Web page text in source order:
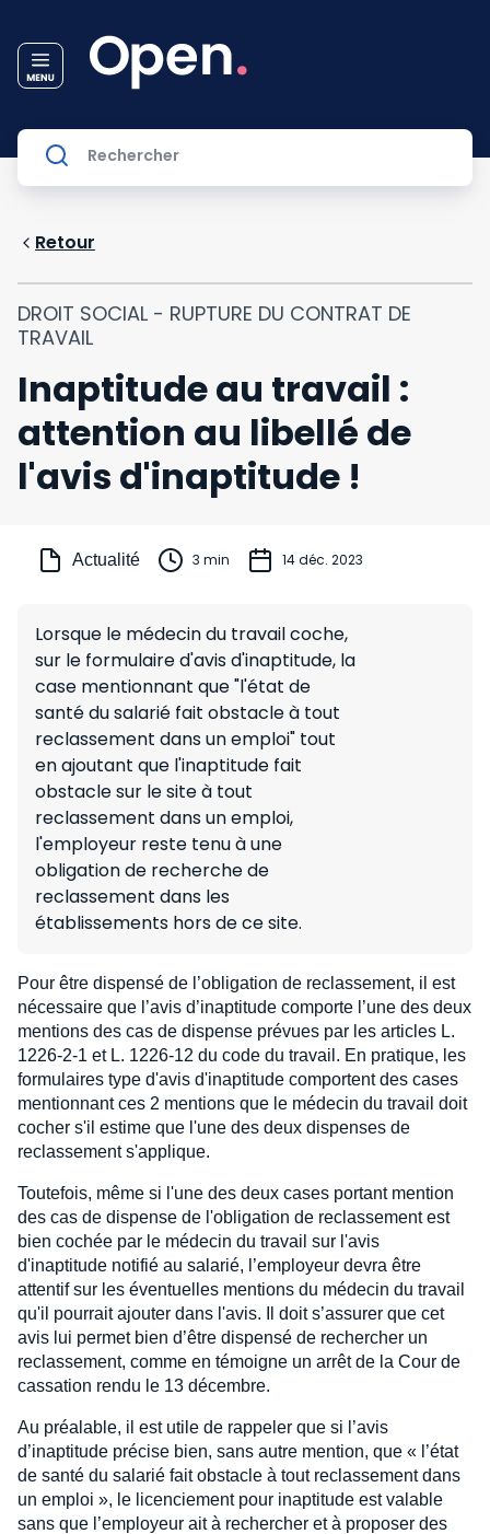
Retour
DROIT SOCIAL - RUPTURE DU CONTRAT DE
TRAVAIL
Inaptitude au travail :
attention au libellé de
l'avis d'inaptitude !
Actualité 3 min 14 déc. 2023
Lorsque le médecin du travail coche,
sur le formulaire d'avis d'inaptitude, la
case mentionnant que "l'état de
santé du salarié fait obstacle à tout
reclassement dans un emploi" tout
en ajoutant que l'inaptitude fait
obstacle sur le site à tout
reclassement dans un emploi,
l'employeur reste tenu à une
obligation de recherche de
reclassement dans les
établissements hors de ce site.
Pour être dispensé de l’obligation de reclassement, il est
nécessaire que l’avis d’inaptitude comporte l’une des deux
mentions des cas de dispense prévues par les articles L.
1226-2-1 et L. 1226-12 du code du travail. En pratique, les
formulaires type d'avis d'inaptitude comportent des cases
mentionnant ces 2 mentions que le médecin du travail doit
cocher s'il estime que l'une des deux dispenses de
reclassement s'applique.
Toutefois, même si l'une des deux cases portant mention
des cas de dispense de l'obligation de reclassement est
bien cochée par le médecin du travail sur l'avis
d'inaptitude notifié au salarié, l’employeur devra être
attentif sur les éventuelles mentions du médecin du travail
qu'il pourrait ajouter dans l'avis. Il doit s’assurer que cet
avis lui permet bien d’être dispensé de rechercher un
reclassement, comme en témoigne un arrêt de la Cour de
cassation rendu le 13 décembre.
Au préalable, il est utile de rappeler que si l’avis
d’inaptitude précise bien, sans autre mention, que « l’état
de santé du salarié fait obstacle à tout reclassement dans
un emploi », le licenciement pour inaptitude est valable
sans que l’employeur ait à rechercher et à proposer des